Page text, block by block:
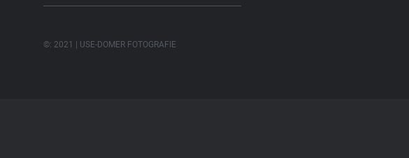
©: 2021 | USE-DOMER FOTOGRAFIE